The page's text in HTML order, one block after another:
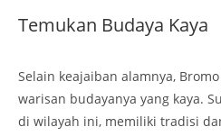
Temukan Budaya Kaya
Selain keajaiban alamnya,
warisan budayanya yang kaya.
di wilayah ini, memiliki tradisi